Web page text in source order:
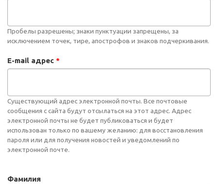
Пробелы разрешены; знаки пунктуации запрещены, за
исключением точек, тире, апострофов и знаков подчеркивания.
E-mail адрес *
Существующий адрес электронной почты. Все почтовые
сообщения с сайта будут отсылаться на этот адрес. Адрес
электронной почты не будет публиковаться и будет
использован только по вашему желанию: для восстановления
пароля или для получения новостей и уведомлений по
электронной почте.
Фамилия